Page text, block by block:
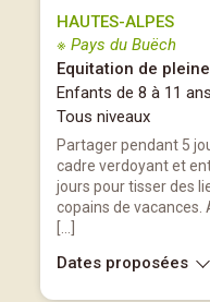
HAUTES-ALPES
※ Pays du Buëch
Equitation de
Enfants de 8 à 11 ans
Tous niveaux
Partager pendant 5
cadre verdoyant et
jours pour tisser des
copains de vacances.
Dates proposées